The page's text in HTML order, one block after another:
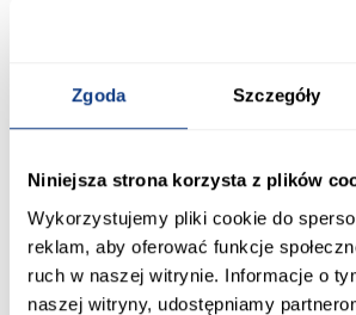
Zgoda Szczegóły
Niniejsza strona korzysta z plików
Wykorzystujemy pliki cookie do
reklam, aby oferować funkcje
ruch w naszej witrynie. Informacje o
naszej witryny, udostępniamy
Szafa Como 4-110 biały/złoty łączy
prezentuje się stylowo i estetycznie,
Informacje Transport
Kształt:
proste